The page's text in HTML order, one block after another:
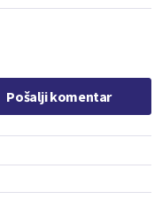
Pošalji komentar